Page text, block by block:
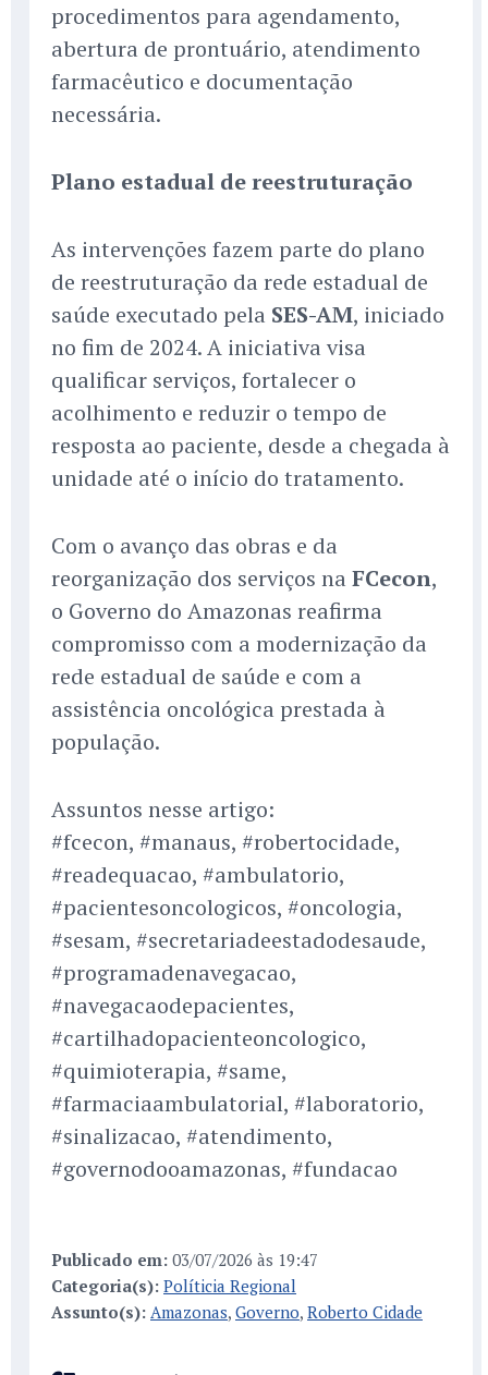
procedimentos para agendamento,
abertura de prontuário, atendimento
farmacêutico e documentação
necessária.
Plano estadual de reestruturação
As intervenções fazem parte do plano
de reestruturação da rede estadual de
saúde executado pela SES-AM, iniciado
no fim de 2024. A iniciativa visa
qualificar serviços, fortalecer o
acolhimento e reduzir o tempo de
resposta ao paciente, desde a chegada à
unidade até o início do tratamento.
Com o avanço das obras e da
reorganização dos serviços na FCecon,
o Governo do Amazonas reafirma
compromisso com a modernização da
rede estadual de saúde e com a
assistência oncológica prestada à
população.
Assuntos nesse artigo:
#fcecon, #manaus, #robertocidade,
#readequacao, #ambulatorio,
#pacientesoncologicos, #oncologia,
#sesam, #secretariadeestadodesaude,
#programadenavegacao,
#navegacaodepacientes,
#cartilhadopacienteoncologico,
#quimioterapia, #same,
#farmaciaambulatorial, #laboratorio,
#sinalizacao, #atendimento,
#governodooamazonas, #fundacao
Publicado em: 03/07/2026 às 19:47
Categoria(s): Políticia Regional
Assunto(s): Amazonas, Governo, Roberto Cidade